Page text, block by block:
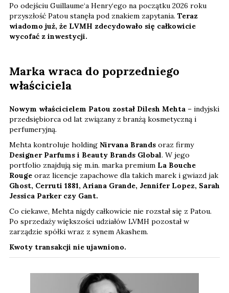
Po odejściu Guillaume‘a Henry‘ego na początku 2026 roku
przyszłość Patou stanęła pod znakiem zapytania. Teraz
wiadomo już, że LVMH zdecydowało się całkowicie
wycofać z inwestycji.
Marka wraca do poprzedniego
właściciela
Nowym właścicielem Patou został Dilesh Mehta – indyjski
przedsiębiorca od lat związany z branżą kosmetyczną i
perfumeryjną.
Mehta kontroluje holding Nirvana Brands oraz firmy
Designer Parfums i Beauty Brands Global. W jego
portfolio znajdują się m.in. marka premium La Bouche
Rouge oraz licencje zapachowe dla takich marek i gwiazd jak
Ghost, Cerruti 1881, Ariana Grande, Jennifer Lopez, Sarah
Jessica Parker czy Gant.
Co ciekawe, Mehta nigdy całkowicie nie rozstał się z Patou.
Po sprzedaży większości udziałów LVMH pozostał w
zarządzie spółki wraz z synem Akashem.
Kwoty transakcji nie ujawniono.